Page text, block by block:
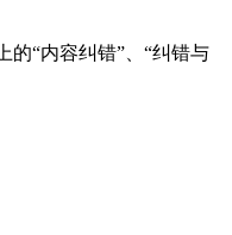
“内容纠错”、“纠错与